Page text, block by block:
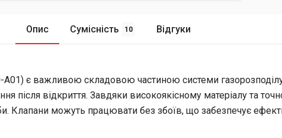
Опис Сумісність 10 Відгуки
є важливою складовою частиною системи
після відкриття. Завдяки високоякісному матеріалу та
Клапани можуть працювати без збоїв, що забезпечує